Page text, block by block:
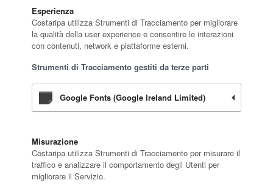
Esperienza
Costaripa utilizza Strumenti di Tracciamento per migliorare
la qualità della user experience e consentire le interazioni
con contenuti, network e piattaforme esterni.
Strumenti di Tracciamento gestiti da terze parti
Google Fonts (Google Ireland Limited)
Misurazione
Costaripa utilizza Strumenti di Tracciamento per misurare il
traffico e analizzare il comportamento degli Utenti per
migliorare il Servizio.